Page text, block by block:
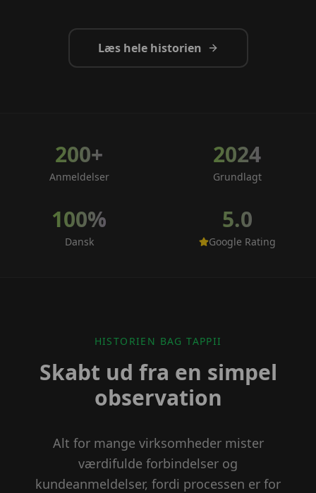
Læs hele historien
200+
Anmeldelser
2024
Grundlagt
100%
Dansk
5.0
Google Rating
HISTORIEN BAG TAPPII
Skabt ud fra en simpel
observation
Alt for mange virksomheder mister
værdifulde forbindelser og
kundeanmeldelser, fordi processen er for